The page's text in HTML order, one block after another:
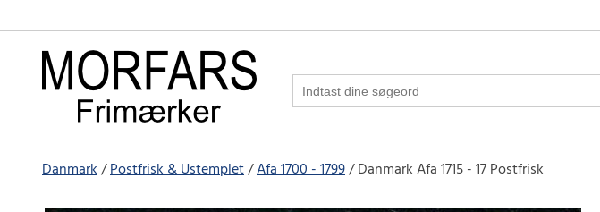
Danmark Postfrisk & Ustemplet Afa 1700 - 1799 Danmark Afa 1715 - 17 Postfrisk